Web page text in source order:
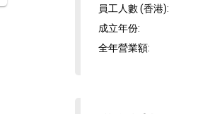
員工人數 (香港):
成立年份:
全年營業額: